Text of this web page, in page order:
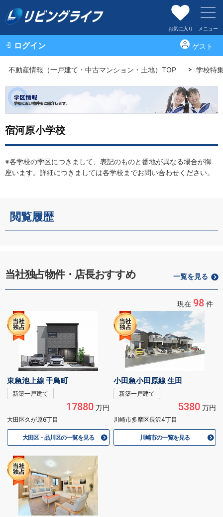
お気に入り メニュー
ログイン ゲスト
不動産情報（一戸建て・中古マンション・土地）TOP 学校特
宿河原小学校
※各学校の学区につきまして、表記のものと番地が異なる場合が御
座います。詳細につきましては各学校までお問い合わせください。
閲覧履歴
当社独占物件・店長おすすめ 一覧を見る
現在 98 件
東急池上線 千鳥町
新築一戸建て
17880万円
大田区久が原6丁目
大田区・品川区の一覧を見る
小田急小田原線 生田
新築一戸建て
5380万円
川崎市多摩区長沢4丁目
川崎市の一覧を見る